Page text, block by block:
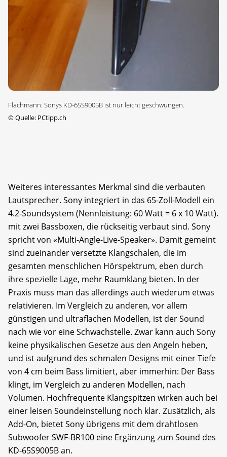
Flachmann: Sonys KD-65S9005B ist nur leicht geschwungen.
©Quelle: PCtipp.ch
Weiteres interessantes Merkmal sind die verbauten
Lautsprecher. Sony integriert in das 65-Zoll-Modell ein
4.2-Soundsystem (Nennleistung: 60 Watt = 6 x 10 Watt).
mit zwei Bassboxen, die rückseitig verbaut sind. Sony
spricht von «Multi-Angle-Live-Speaker». Damit gemeint
sind zueinander versetzte Klangschalen, die im
gesamten menschlichen Hörspektrum, eben durch
ihre spezielle Lage, mehr Raumklang bieten. In der
Praxis muss man das allerdings auch wiederum etwas
relativieren. Im Vergleich zu anderen, vor allem
günstigen und ultraflachen Modellen, ist der Sound
nach wie vor eine Schwachstelle. Zwar kann auch Sony
keine physikalischen Gesetze aus den Angeln heben,
und ist aufgrund des schmalen Designs mit einer Tiefe
von 4 cm beim Bass limitiert, aber immerhin: Der Bass
klingt, im Vergleich zu anderen Modellen, nach
Volumen. Hochfrequente Klangspitzen wirken auch bei
einer leisen Soundeinstellung noch klar. Zusätzlich, als
Add-On, bietet Sony übrigens mit dem drahtlosen
Subwoofer SWF-BR100 eine Ergänzung zum Sound des
KD-65S9005B an.